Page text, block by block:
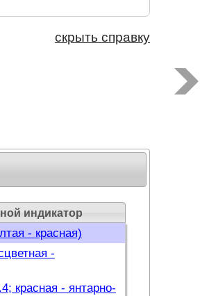
скрыть справку
индикатор
- красная)
- желтая)
- синяя)
- красная)
-
красная - янтарно-